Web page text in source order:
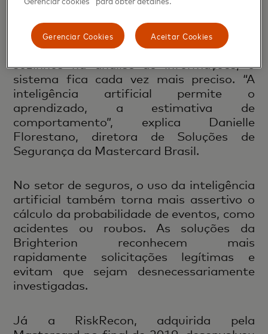
Graças à tecnologia conhecida
comomachine learning, em que os
programas de computador se aprimoram
sozinhos na análise de informações, o
sistema fica cada vez mais preciso. “A
inteligência artificial permite o
aprendizado, a estimativa de
comportamento”, explica Danielle
Florestano, diretora de Soluções de
Segurança da Mastercard Brasil.
No setor de seguros, o uso da inteligência
artificial também torna mais assertivo o
cálculo da probabilidade de eventos, como
acidentes ou roubos. As soluções da
Brighterion reconhecem mais
rapidamente solicitações legítimas e
evitam que sejam desnecessariamente
investigadas.
Já a RiskRecon, adquirida pela
Aceitar Cookies
Gerenciar Cookies